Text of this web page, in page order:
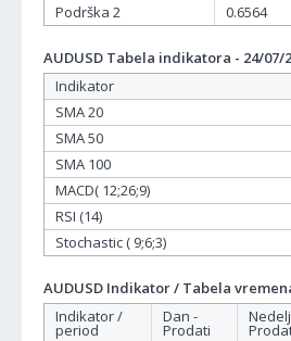
Podrška 2
0.6564
AUDUSD Tabela indikatora - 24/07/
Indikator
SMA 20
SMA 50
SMA 100
MACD( 12;26;9)
RSI (14)
Stochastic ( 9;6;3)
AUDUSD Indikator / Tabela
Indikator /
period
Dan -
Prodati